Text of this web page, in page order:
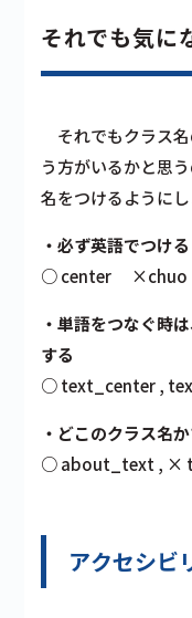
それでも気に
それでもクラス
う方がいるかと思
名をつけるようにし
・必ず英語でつける
○ center ×chuo
・単語をつなぐ時
する
○ text_center ,
・ どこのクラス名
○ about_text , ×
アクセシビ